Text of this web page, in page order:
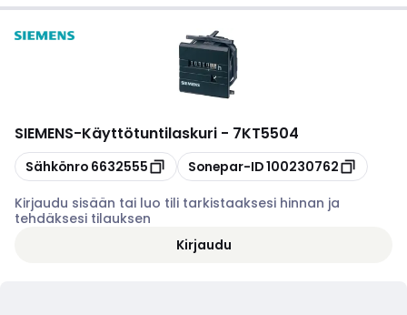
SIEMENS-Käyttötuntilaskuri - 7KT5504
Kopioi
Sähkönro 6632555 Kopioi
Sonepar-ID100230762
Kirjaudu sisään tai luo tili tarkistaaksesi hinnan ja
tehdäksesi tilauksen
Kirjaudu